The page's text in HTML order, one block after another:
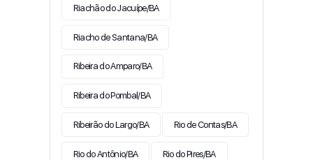
Riachão do Jacuípe/BA
Riacho de Santana/BA
Ribeira do Amparo/BA
Ribeira do Pombal/BA
Ribeirão do Largo/BA Rio de Contas/BA
Rio do Antônio/BA Rio do Pires/BA